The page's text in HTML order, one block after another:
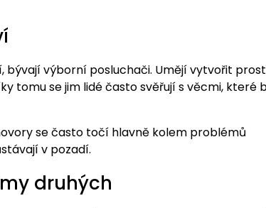
bývají výborní posluchači. Umějí vytvořit
tomu se jim lidé často svěřují s věcmi, které
se často točí hlavně kolem problémů
v pozadí.
druhých